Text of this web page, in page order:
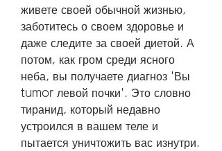
живете своей обычной жизнью,
заботитесь о своем здоровье и
даже следите за своей диетой. А
потом, как гром среди ясного
неба, вы получаете диагноз 'Вы
tumor левой почки'. Это словно
тиранид, который недавно
устроился в вашем теле и
пытается уничтожить вас изнутри.